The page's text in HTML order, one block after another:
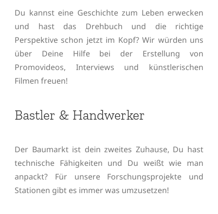
Du kannst eine Geschichte zum Leben erwecken
und hast das Drehbuch und die richtige
Perspektive schon jetzt im Kopf? Wir würden uns
über Deine Hilfe bei der Erstellung von
Promovideos, Interviews und künstlerischen
Filmen freuen!
Bastler & Handwerker
Der Baumarkt ist dein zweites Zuhause, Du hast
technische Fähigkeiten und Du weißt wie man
anpackt? Für unsere Forschungsprojekte und
Stationen gibt es immer was umzusetzen!